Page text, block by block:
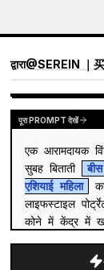
द्वारा@SEREIN ｜
पूरा PROMPT देखें
एक आरामदायक
सुबह बिताती
एशियाई महिला
लाइफस्टाइल
कोने में केंद्र में